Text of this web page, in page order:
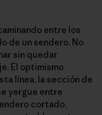
entre los
de un sendero. No
sin quedar
El optimismo
línea, la sección de
yergue entre
cortado.